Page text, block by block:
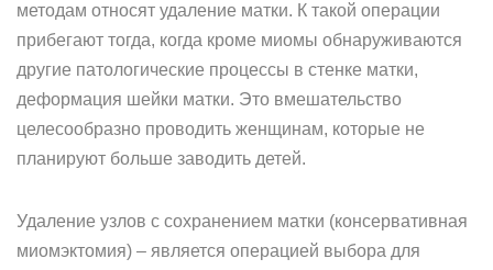
методам относят удаление матки. К такой операции
прибегают тогда, когда кроме миомы обнаруживаются
другие патологические процессы в стенке матки,
деформация шейки матки. Это вмешательство
целесообразно проводить женщинам, которые не
планируют больше заводить детей.
Удаление узлов с сохранением матки (консервативная
миомэктомия) – является операцией выбора для